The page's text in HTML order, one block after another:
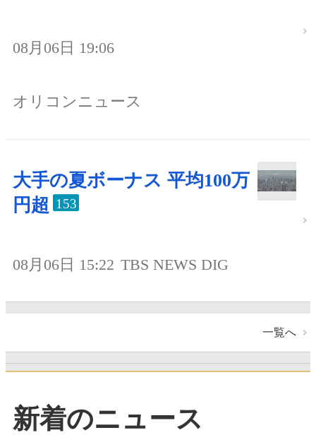
08月06日 19:06
オリコンニュース
大手の夏ボーナス 平均100万
円超 153
08月06日 15:22 TBS NEWS DIG
一覧へ
新着のニュース